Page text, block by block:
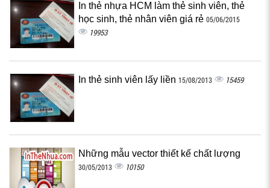
In thẻ nhựa HCM làm thẻ sinh viên, thẻ
học sinh, thẻ nhân viên giá rẻ 05/06/2015
19953
In thẻ sinh viên lấy liền 15/08/2013 15459
Những mẫu vector thiết kế chất lượng
30/05/2013 10150